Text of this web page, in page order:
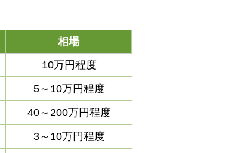
相場
10万円程度
5～10万円程度
40～200万円程度
3～10万円程度